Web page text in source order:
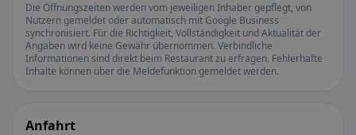
Die Öffnungszeiten werden vom jeweiligen Inhaber gepflegt, von
Nutzern gemeldet oder automatisch mit Google Business
synchronisiert. Für die Richtigkeit, Vollständigkeit und Aktualität der
Angaben wird keine Gewähr übernommen. Verbindliche
Informationen sind direkt beim Restaurant zu erfragen. Fehlerhafte
Inhalte können über die Meldefunktion gemeldet werden.
Anfahrt